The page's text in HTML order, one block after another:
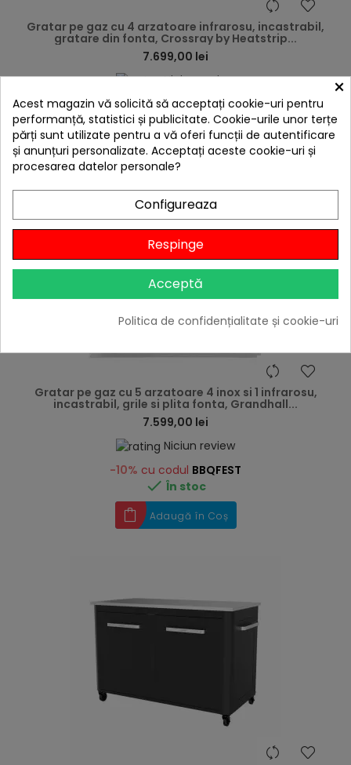
Gratar pe gaz cu 4 arzatoare infrarosu, incastrabil,
gratare din fonta, Crossray by Heatstrip...
7.699,00 lei
Niciun review
În stoc
Adaugă în Coș
Gratar pe gaz cu 5 arzatoare 4 inox si 1 infrarosu,
incastrabil, grile si plita fonta, Grandhall...
7.599,00 lei
Niciun review
-10% cu codul BBQFEST
 În stoc
Adaugă în Coș
×
Acest magazin vă solicită să acceptați cookie-uri pentru
performanță, statistici și publicitate. Cookie-urile unor terțe
părți sunt utilizate pentru a vă oferi funcții de autentificare
și anunțuri personalizate. Acceptați aceste cookie-uri și
procesarea datelor personale?
Configureaza
Respinge
Acceptă
Politica de confidențialitate și cookie-uri